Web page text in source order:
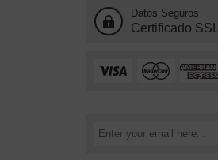
Datos Seguros
Certificado SSL